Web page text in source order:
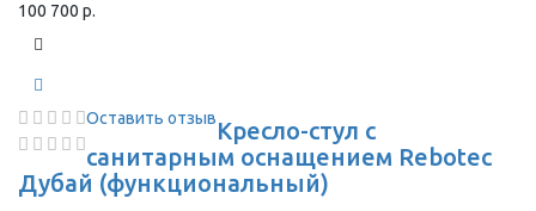
100 700 р.
Оставить отзывКресло-стул с
санитарным оснащением Rebotec
Дубай (функциональный)